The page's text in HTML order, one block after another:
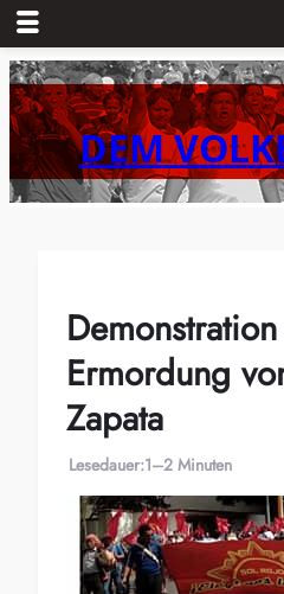
Zum
Inhalt
springenDEM
Ermordung
Zapata
Lesedauer:1–2 Minuten